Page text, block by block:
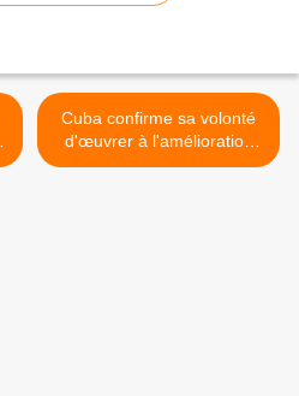
Cuba confirme sa volonté
d'œuvrer à l'amélioration
des relations avec les USA